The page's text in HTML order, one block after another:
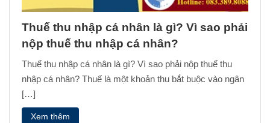
Thuế thu nhập cá nhân là gì? Vì sao phải
nộp thuế thu nhập cá nhân?
Thuế thu nhập cá nhân là gì? Vì sao phải nộp thuế thu
nhập cá nhân? Thuế là một khoản thu bắt buộc vào ngân
[…]
Xem thêm